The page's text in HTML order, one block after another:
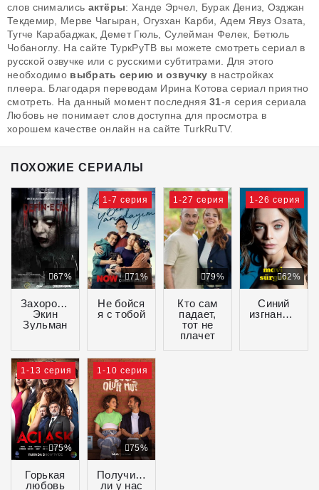
слов снимались актёры: Ханде Эрчел, Бурак Дениз, Озджан
Текдемир, Мерве Чагыран, Огузхан Карби, Адем Явуз Озата,
Тугче Карабаджак, Демет Гюль, Сулейман Фелек, Бетюль
Чобаноглу. На сайте ТуркРуТВ вы можете смотреть сериал в
русской озвучке или с русскими субтитрами. Для этого
необходимо выбрать серию и озвучку в настройках
плеера. Благодаря переводам Ирина Котова сериал приятно
смотреть. На данный момент последняя31-я серия сериала
Любовь не понимает слов доступна для просмотра в
хорошем качестве онлайн на сайте TurkRuTV.
ПОХОЖИЕ СЕРИАЛЫ
Захоронение-
Экин
Зульман
67%
Не бойся
я с тобой
71%
1-7 серия
Кто сам
падает,
тот не
плачет
79%
1-27 серия
Синий
изгнанник
62%
1-26 серия
Горькая
любовь
75%
1-13 серия
Получится
ли у нас
75%
1-10 серия